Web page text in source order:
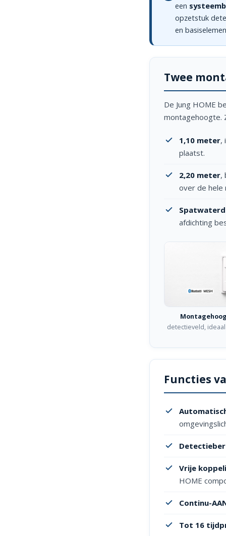
een
opzetstuk
en
Twee
De Jung HOME
montagehoogte.
1,10 meter,
plaatst.
2,20 meter,
over de hele
afdichting
detectieveld,
Functies
Vrije
HOME
Continu-
Tot 16